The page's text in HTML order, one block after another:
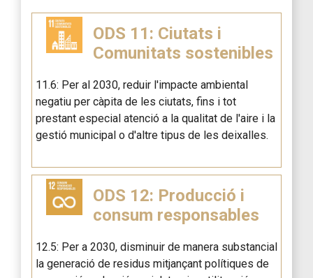
ODS 11: Ciutats i
Comunitats sostenibles
11.6: Per al 2030, reduir l'impacte ambiental
negatiu per càpita de les ciutats, fins i tot
prestant especial atenció a la qualitat de l'aire i la
gestió municipal o d'altre tipus de les deixalles.
ODS 12: Producció i
consum responsables
12.5: Per a 2030, disminuir de manera substancial
la generació de residus mitjançant polítiques de